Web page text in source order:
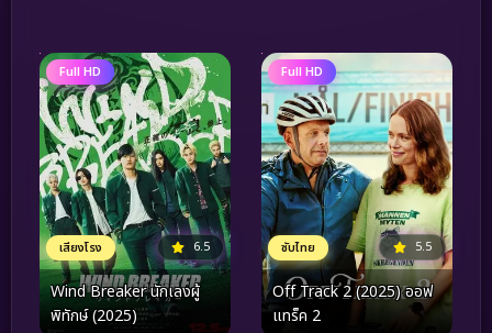
Full HD
เสียงโรง 6.5
Wind Breaker นักเลงผู้
พิทักษ์ (2025)
Full HD
ซับไทย 5.5
Off Track 2 (2025) ออฟ
แทร็ค 2